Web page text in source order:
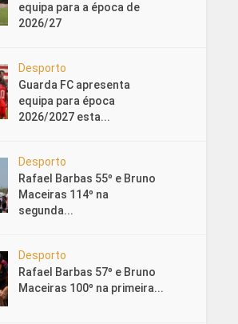
equipa para a época de
2026/27
Desporto
Guarda FC apresenta
equipa para época
2026/2027 esta...
Desporto
Rafael Barbas 55º e Bruno
Maceiras 114º na
segunda...
Desporto
Rafael Barbas 57º e Bruno
Maceiras 100º na primeira...